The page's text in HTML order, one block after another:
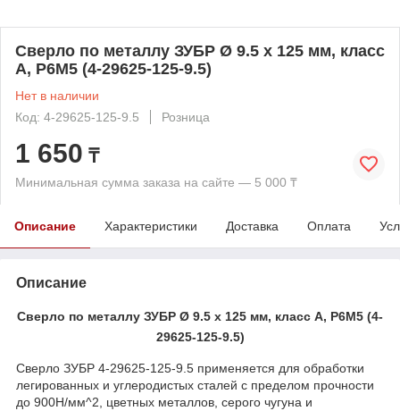
Сверло по металлу ЗУБР Ø 9.5 x 125 мм, класс
А, Р6М5 (4-29625-125-9.5)
Нет в наличии
Код: 4-29625-125-9.5
Розница
1 650 ₸
Минимальная сумма заказа на сайте — 5 000 ₸
Описание Характеристики Доставка Оплата
Описание
Сверло по металлу ЗУБР Ø 9.5 x 125 мм, класс А, Р6М5 (4-
29625-125-9.5)
Сверло ЗУБР 4-29625-125-9.5 применяется для обработки
легированных и углеродистых сталей с пределом прочности
до 900Н/мм^2, цветных металлов, серого чугуна и